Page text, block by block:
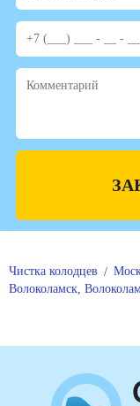
Чистка колодцев
Волоколамск,